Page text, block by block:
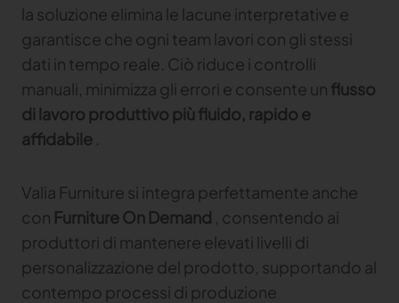
TRACE
TextileGenesis
Accelerate traceability in your fashion business
la soluzione elimina le lacune interpretative e
garantisce che ogni team lavori con gli stessi
dati in tempo reale. Ciò riduce i controlli
manuali, minimizza gli errori e consente un flusso
di lavoro produttivo più fluido, rapido e
affidabile .
Valia Furniture si integra perfettamente anche
con Furniture On Demand , consentendo ai
produttori di mantenere elevati livelli di
personalizzazione del prodotto, supportando al
contempo processi di produzione